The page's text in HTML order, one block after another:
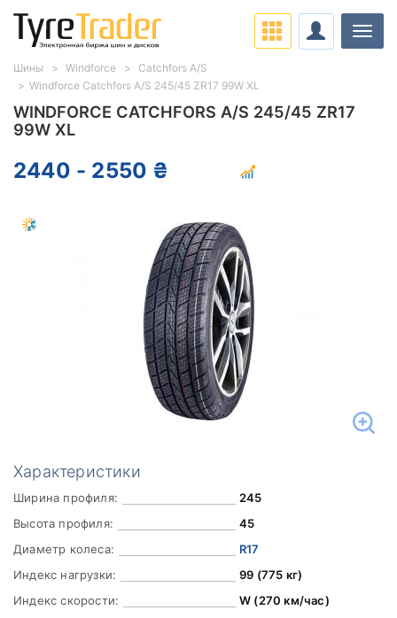
WINDFORCE CATCHFORS A/S 245/45 ZR17
99W XL
2440 - 2550 ₴
Характеристики
Ширина профиля:
245
Высота профиля:
45
Диаметр колеса:
R17
Индекс нагрузки:
99 (775 кг)
Индекс скорости:
W (270 км/час)
Шины Windforce
Catchfors A/S
Windforce Catchfors A/S 245/45 ZR17 99W XL